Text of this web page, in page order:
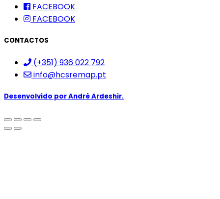
FACEBOOK
FACEBOOK
CONTACTOS
(+351) 936 022 792
info@hcsremap.pt
Desenvolvido porAndré Ardeshir.